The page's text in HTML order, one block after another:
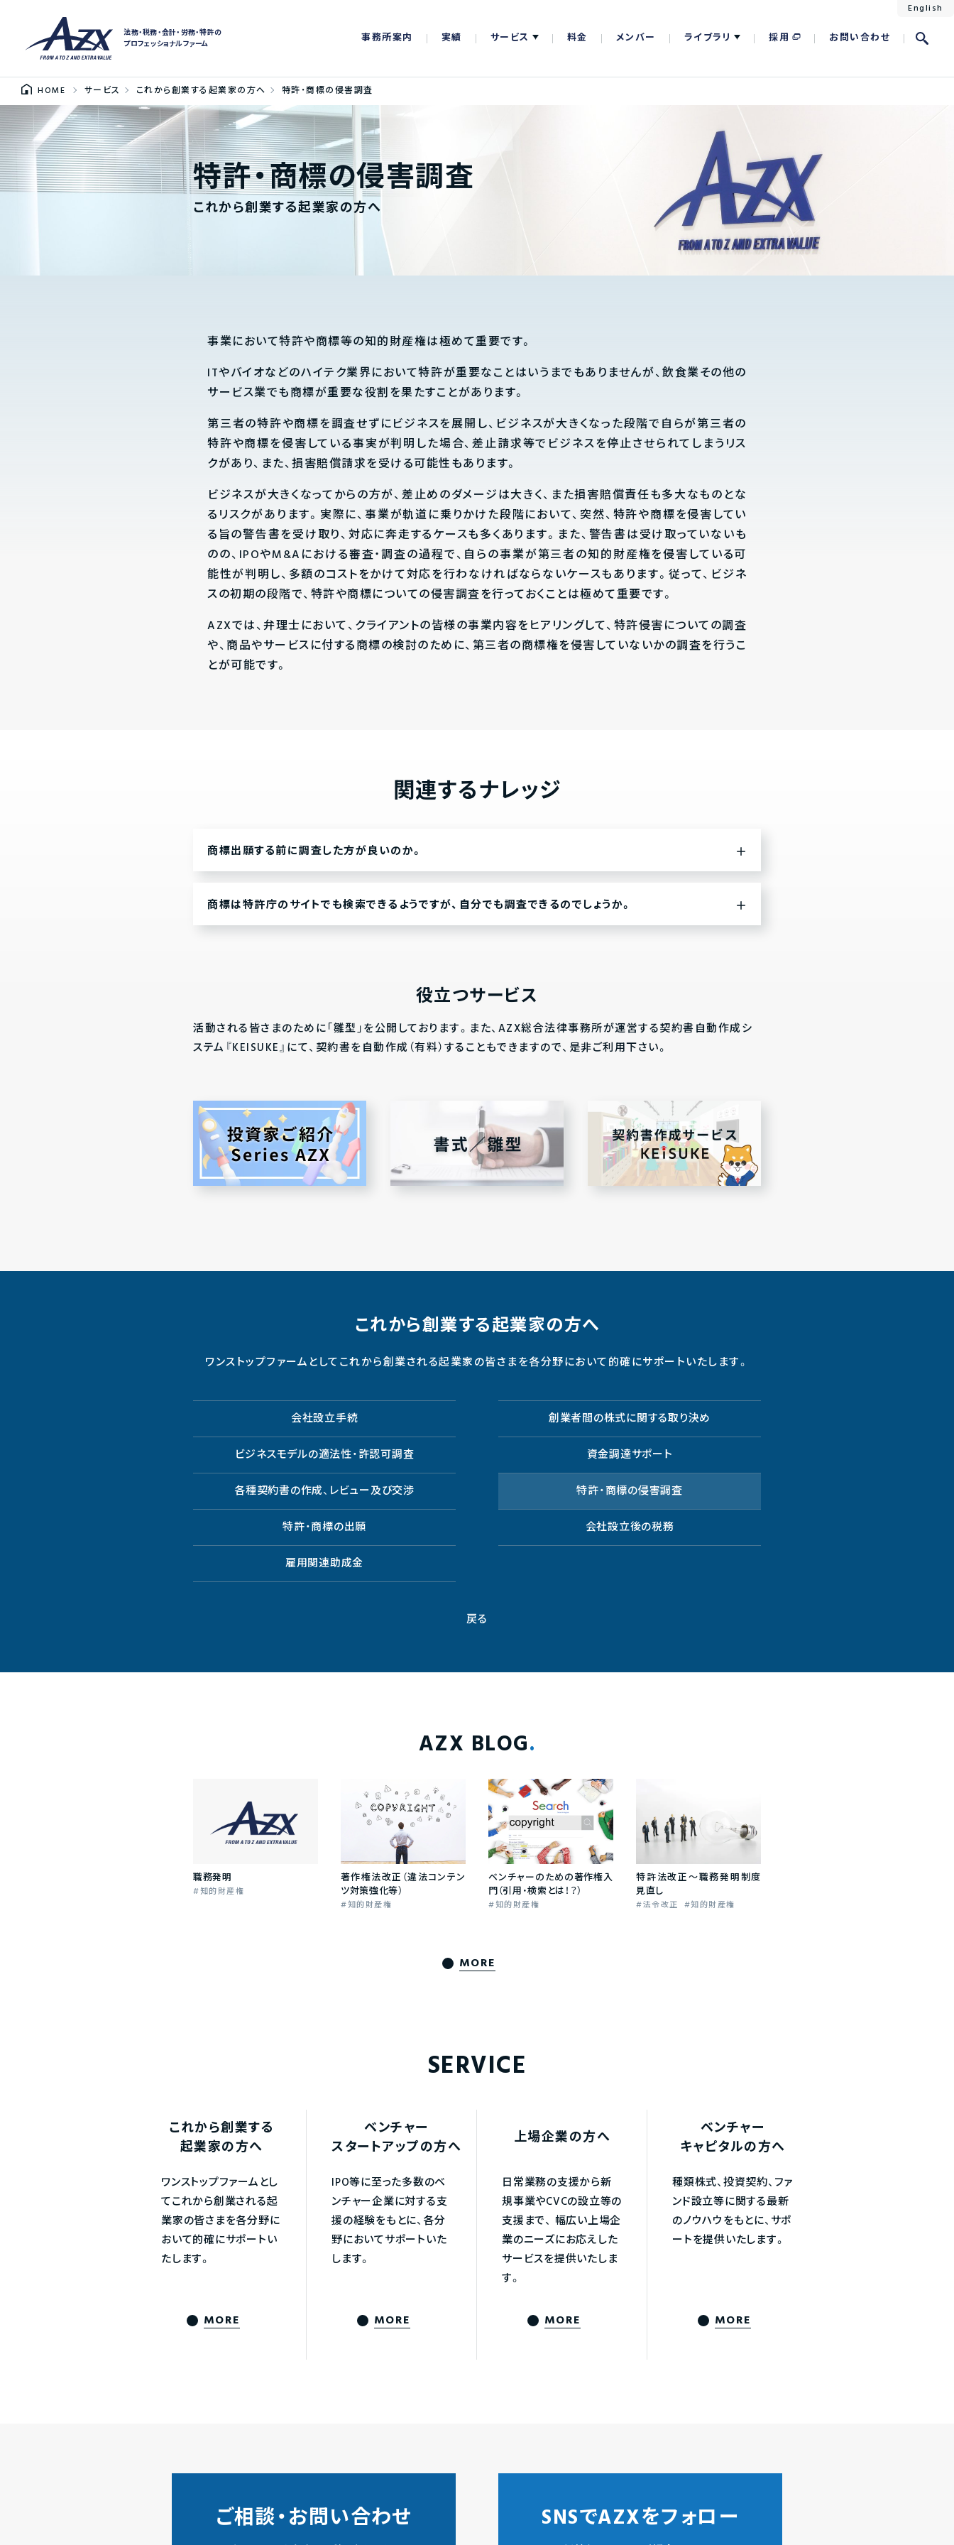
法務・税務・会計・労務・特許の
プロフェッショナルファーム
事務所案内 実績 サービス 料金 メンバー ライブラリ 採用 お問い合わせ
English
HOME サービス これから創業する起業家の方へ 特許・商標の侵害調査
特許・商標の侵害調査
これから創業する起業家の方へ
事業において特許や商標等の知的財産権は極めて重要です。
ITやバイオなどのハイテク業界において特許が重要なことはいうまでもありませんが、飲食業その他の
サービス業でも商標が重要な役割を果たすことがあります。
第三者の特許や商標を調査せずにビジネスを展開し、ビジネスが大きくなった段階で自らが第三者の
特許や商標を侵害している事実が判明した場合、差止請求等でビジネスを停止させられてしまうリス
クがあり、また、損害賠償請求を受ける可能性もあります。
ビジネスが大きくなってからの方が、差止めのダメージは大きく、また損害賠償責任も多大なものとな
るリスクがあります。実際に、事業が軌道に乗りかけた段階において、突然、特許や商標を侵害してい
る旨の警告書を受け取り、対応に奔走するケースも多くあります。また、警告書は受け取っていないも
のの、IPOやM&Aにおける審査・調査の過程で、自らの事業が第三者の知的財産権を侵害している可
能性が判明し、多額のコストをかけて対応を行わなければならないケースもあります。従って、ビジネ
スの初期の段階で、特許や商標についての侵害調査を行っておくことは極めて重要です。
AZXでは、弁理士において、クライアントの皆様の事業内容をヒアリングして、特許侵害についての調査
や、商品やサービスに付する商標の検討のために、第三者の商標権を侵害していないかの調査を行うこ
とが可能です。
関連するナレッジ
商標出願する前に調査した方が良いのか。
商標は特許庁のサイトでも検索できるようですが、自分でも調査できるのでしょうか。
役立つサービス
活動される皆さまのために「雛型」を公開しております。また、AZX総合法律事務所が運営する契約書自動作成シ
ステム『KEISUKE』にて、契約書を自動作成（有料）することもできますので、是非ご利用下さい。
これから創業する起業家の方へ
ワンストップファームとしてこれから創業される起業家の皆さまを各分野において的確にサポートいたします。
会社設立手続 創業者間の株式に関する取り決め
ビジネスモデルの適法性・許認可調査 資金調達サポート
各種契約書の作成、レビュー及び交渉 特許・商標の侵害調査
特許・商標の出願 会社設立後の税務
雇用関連助成金
戻る
AZX BLOG
職務発明
知的財産権
著作権法改正（違法コンテン
ツ対策強化等）
知的財産権
ベンチャーのための著作権入
門（引用・検索とは！？）
知的財産権
特許法改正～職務発明制度
見直し
法令改正 知的財産権
MORE
SERVICE
これから創業する
起業家の方へ
ワンストップファームとし
てこれから創業される起
業家の皆さまを各分野に
おいて的確にサポートい
たします。
MORE
ベンチャー
スタートアップの方へ
IPO等に至った多数のベ
ンチャー企業に対する支
援の経験をもとに、各分
野においてサポートいた
します。
MORE
上場企業の方へ
日常業務の支援から新
規事業やCVCの設立等の
支援まで、 幅広い上場企
業のニーズにお応えした
サービスを提供いたしま
す。
MORE
ベンチャー
キャピタルの方へ
種類株式、投資契約、ファ
ンド設立等に関する最新
のノウハウをもとに、サポ
ートを提供いたします。
MORE
ご相談・お問い合わせ SNSでAZXをフォロー